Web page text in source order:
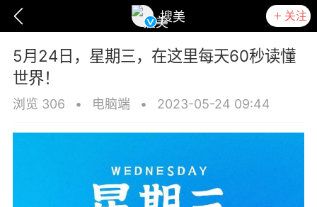
搜美 关注
5月24日，星期三，在这里每天60秒读懂
世界！
浏览 306 • 电脑端 • 2023-05-24 09:44